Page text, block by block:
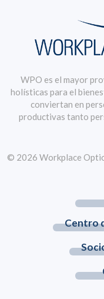
WPO es el mayor
holísticas para el
conviertan en
productivas tanto
Centro
© 2026 Workplace